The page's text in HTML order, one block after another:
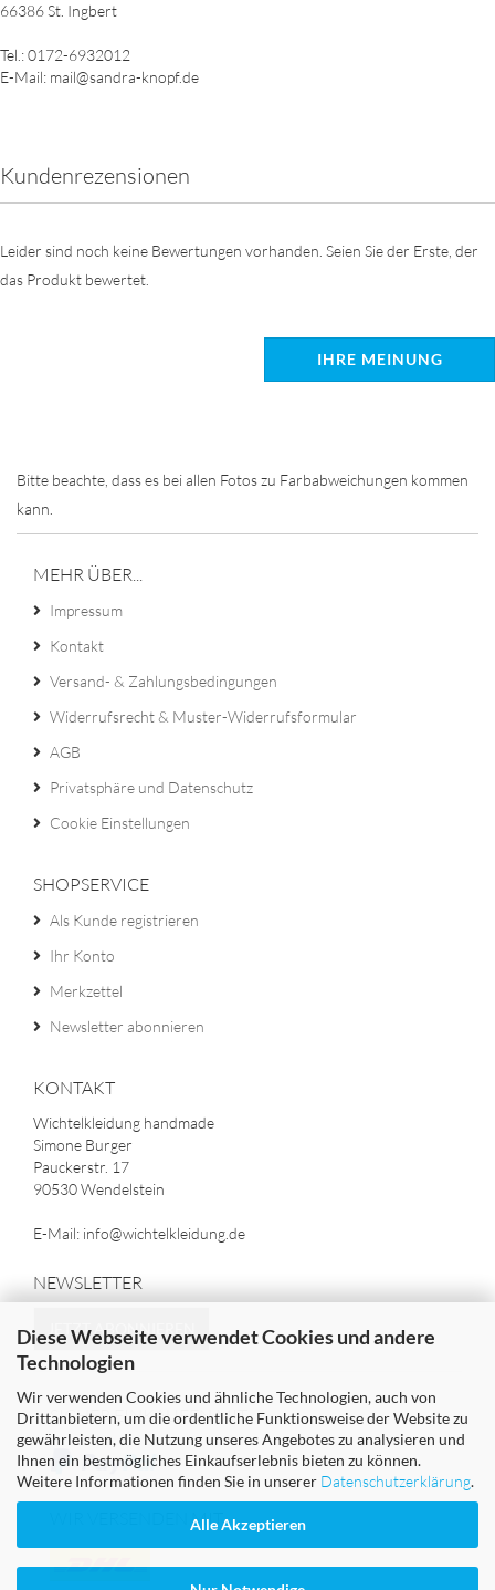
Diese Webseite verwendet Cookies und andere
Technologien
Wir verwenden Cookies und ähnliche Technologien, auch von
Drittanbietern, um die ordentliche Funktionsweise der Website zu
gewährleisten, die Nutzung unseres Angebotes zu analysieren und
Ihnen ein bestmögliches Einkaufserlebnis bieten zu können.
Weitere Informationen finden Sie in unserer Datenschutzerklärung.
Alle Akzeptieren
66386 St. Ingbert
Tel.: 0172-6932012
E-Mail: mail@sandra-knopf.de
Kundenrezensionen
Leider sind noch keine Bewertungen vorhanden. Seien Sie der Erste, der
das Produkt bewertet.
IHRE MEINUNG
Bitte beachte, dass es bei allen Fotos zu Farbabweichungen kommen
kann.
MEHR ÜBER...
Impressum
Kontakt
Versand- & Zahlungsbedingungen
Widerrufsrecht & Muster-Widerrufsformular
AGB
Privatsphäre und Datenschutz
Cookie Einstellungen
SHOPSERVICE
Als Kunde registrieren
Ihr Konto
Merkzettel
Newsletter abonnieren
KONTAKT
Wichtelkleidung handmade
Simone Burger
Pauckerstr. 17
90530 Wendelstein
E-Mail: info@wichtelkleidung.de
NEWSLETTER
JETZT ABONNIEREN
SICHER EINKAUFEN MIT
WIR VERSENDEN MIT